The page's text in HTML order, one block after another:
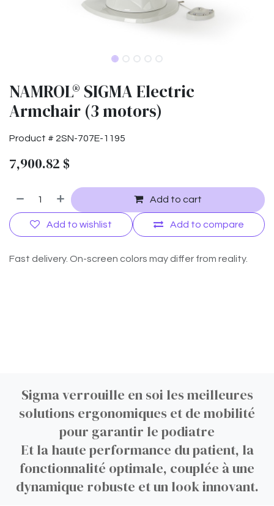
NAMROL® SIGMA Electric
Armchair (3 motors)
Product # 2SN-707E-1195
7,900.82 $
Add to cart
Add to compare
Add to wishlist
Fast delivery. On-screen colors may differ from reality.
Sigma verrouille en soi les meilleures
solutions ergonomiques et de mobilité
pour garantir le podiatre
Et la haute performance du patient, la
fonctionnalité optimale, couplée à une
dynamique robuste et un look innovant.